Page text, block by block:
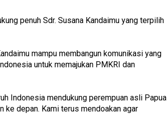
penuh Sdr. Susana Kandaimu yang terpilih
mampu membangun komunikasi yang
untuk memajukan PMKRI dan
Indonesia mendukung perempuan asli Papua
ke depan. Kami terus mendoakan agar